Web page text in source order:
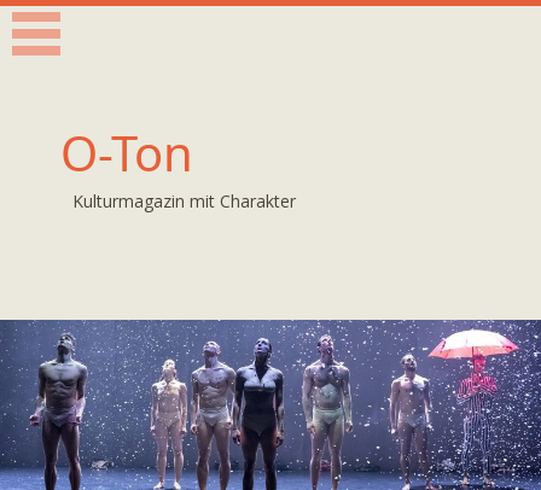
O-Ton
Kulturmagazin mit Charakter